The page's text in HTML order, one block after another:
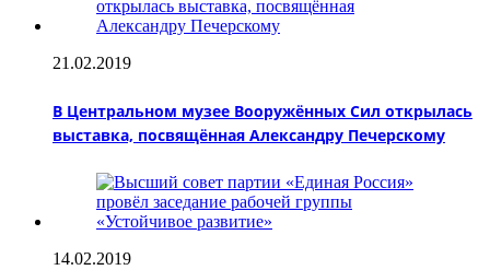
21.02.2019
В Центральном музее Вооружённых Сил открылась
выставка, посвящённая Александру Печерскому
14.02.2019